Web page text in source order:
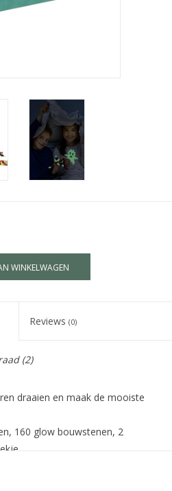
WINKELWAGEN
Reviews (0)
(2)
draaien en maak de mooiste
160 glow bouwstenen, 2